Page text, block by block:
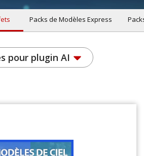
Packs de Modèles Express
pour plugin AI